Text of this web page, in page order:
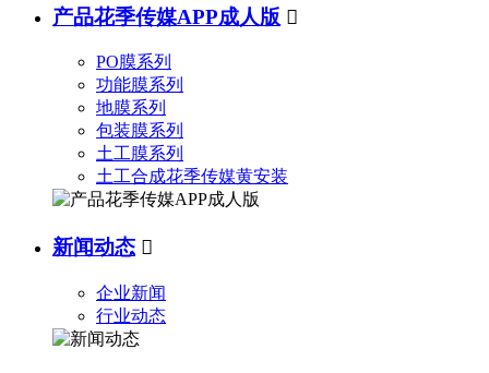
产品花季传媒APP成人版 
PO膜系列
功能膜系列
地膜系列
包装膜系列
土工膜系列
土工合成花季传媒黄安装
新闻动态 
企业新闻
行业动态